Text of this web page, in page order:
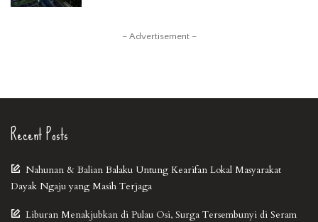
– Advertisement –
Recent Posts
Nahunan & Balian Balaku Untung Kearifan Lokal Masyarakat
Dayak Ngaju yang Masih Terjaga
Liburan Menakjubkan di Pulau Osi, Surga Tersembunyi di Seram